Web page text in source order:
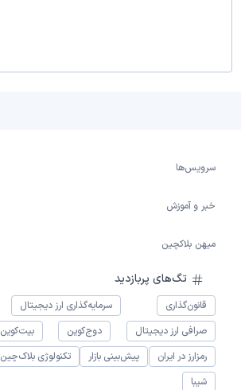
سرویس‌ها
خبر و آموزش
میهن بلاکچین
تگ‌های پربازدید
قانون‌گذاری سرمایه‌گذاری ارز دیجیتال
صرافی ارز دیجیتال
دوج‌کوین بیت‌کوین
رمزارز در ایران
پیش‌بینی بازار تکنولوژی بلاک‌چین
شیبا